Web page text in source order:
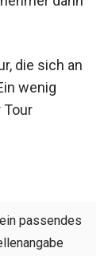
die sich an
wenig
Tour
passendes